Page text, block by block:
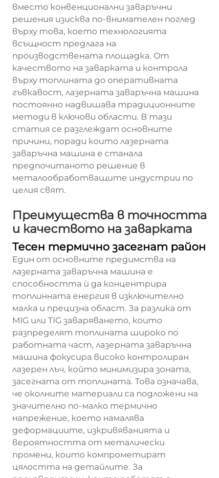
вместо конвенционални заваръчни
решения изисква по-внимателен поглед
върху това, което технологията
всъщност предлага на
производствената площадка. От
качеството на заварката и контрола
върху топлината до оперативната
гъвкавост, лазерната заваръчна машина
постоянно надвишава традиционните
методи в ключови области. В тази
статия се разглеждат основните
причини, поради които лазерната
заваръчна машина е станала
предпочитаното решение в
металообработващите индустрии по
целия свят.
Преимущества в точността
и качеството на заварката
Тесен термично засегнат район
Един от основните предимства на
лазерната заваръчна машина е
способността ѝ да концентрира
топлинната енергия в изключително
малка и прецизна област. За разлика от
MIG или TIG заваряването, които
разпределят топлината широко по
работната част, лазерната заваръчна
машина фокусира високо контролиран
лазерен лъч, който минимизира зоната,
засегната от топлината. Това означава,
че околните материали са подложени на
значително по-малко термично
напрежение, което намалява
деформациите, изкривяванията и
вероятността от металически
промени, които компрометират
цялостта на детайлите. За